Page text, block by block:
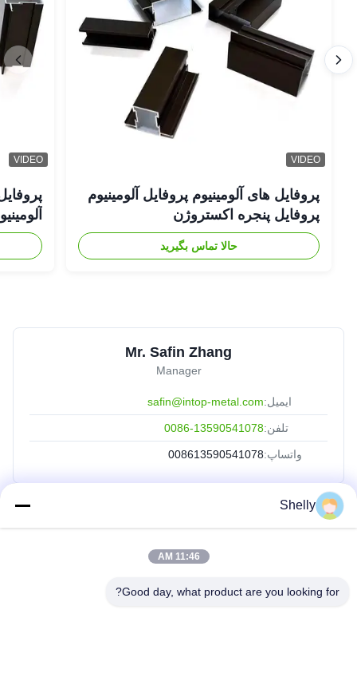
VIDEO
پروفایل های آلومینیوم پروفایل آلومینیوم
پروفایل پنجره اکستروژن
حالا تماس بگیرید
VIDEO
Mr. Safin Zhang
Manager
ایمیل:safin@intop-metal.com
تلفن:0086-13590541078
واتساپ:008613590541078
لینک های سریع
خانه
دربارهی ما
Shelly
11:46 AM
Good day, what product are you looking for?